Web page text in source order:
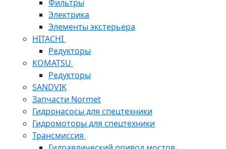
Фильтры
Электрика
Элементы экстерьера
HITACHI
Редукторы
KOMATSU
Редукторы
SANDVIK
Запчасти Normet
Гидронасосы для спецтехники
Гидромоторы для спецтехники
Трансмиссия